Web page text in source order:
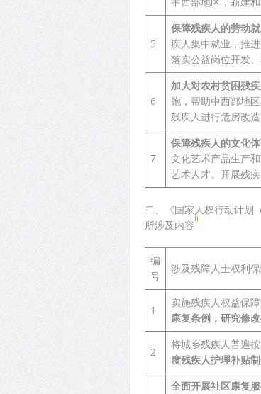
5
保障残疾人的劳动
疾人集中就业，推
落实公益岗位开发
6
加大对农村贫困残
饱，帮助中西部地
残疾人进行危房改造
7
保障残疾人的文化
文化艺术产品生产
艺术人才。开展残
二、《国家人权行动计划
所涉及内容
ii
编
号
涉及残障人士权利
1
实施残疾人权益保
康复条例，研究修
2
将城乡残疾人普遍
度残疾人护理补贴
全面开展社区康复